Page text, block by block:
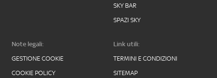
SKY BAR
SPAZI SKY
Note legali:
GESTIONE COOKIE
COOKIE POLICY
Link utili:
TERMINI E CONDIZIONI
SITEMAP